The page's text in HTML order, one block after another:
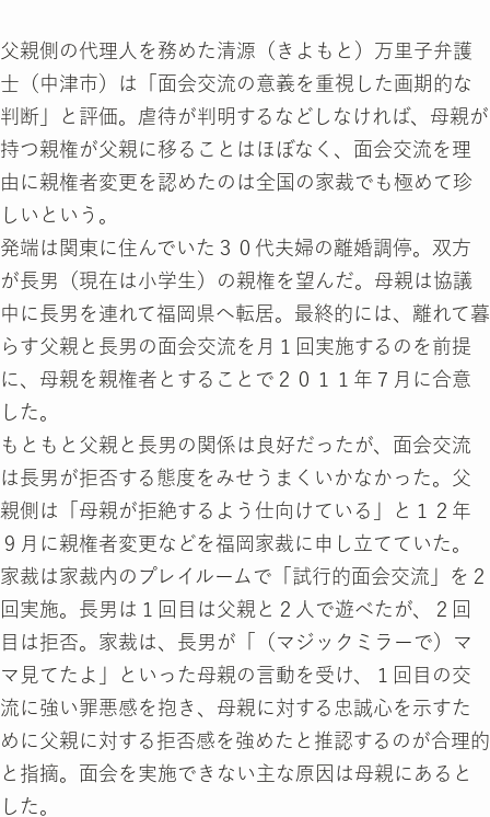
父親側の代理人を務めた清源（きよもと）万里子弁護
士（中津市）は「面会交流の意義を重視した画期的な
判断」と評価。虐待が判明するなどしなければ、母親が
持つ親権が父親に移ることはほぼなく、面会交流を理
由に親権者変更を認めたのは全国の家裁でも極めて珍
しいという。
発端は関東に住んでいた３０代夫婦の離婚調停。双方
が長男（現在は小学生）の親権を望んだ。母親は協議
中に長男を連れて福岡県へ転居。最終的には、離れて暮
らす父親と長男の面会交流を月１回実施するのを前提
に、母親を親権者とすることで２０１１年７月に合意
した。
もともと父親と長男の関係は良好だったが、面会交流
は長男が拒否する態度をみせうまくいかなかった。父
親側は「母親が拒絶するよう仕向けている」と１２年
９月に親権者変更などを福岡家裁に申し立てていた。
家裁は家裁内のプレイルームで「試行的面会交流」を２
回実施。長男は１回目は父親と２人で遊べたが、２回
目は拒否。家裁は、長男が「（マジックミラーで）マ
マ見てたよ」といった母親の言動を受け、１回目の交
流に強い罪悪感を抱き、母親に対する忠誠心を示すた
めに父親に対する拒否感を強めたと推認するのが合理的
と指摘。面会を実施できない主な原因は母親にあると
した。